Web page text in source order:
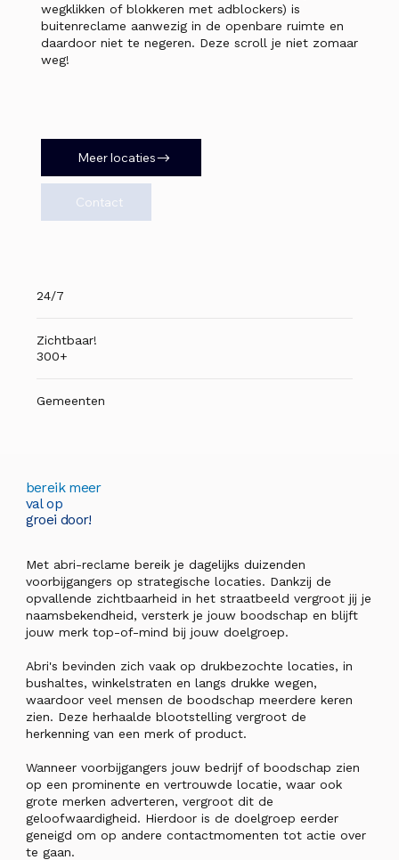
wegklikken of blokkeren met adblockers) is
buitenreclame aanwezig in de openbare ruimte en
daardoor niet te negeren. Deze scroll je niet zomaar
weg!
Meer locaties
Contact
24/7
Zichtbaar!
300+
Gemeenten
bereik meer
val op
groei door!
Met abri-reclame bereik je dagelijks duizenden
voorbijgangers op strategische locaties. Dankzij de
opvallende zichtbaarheid in het straatbeeld vergroot jij je
naamsbekendheid, versterk je jouw boodschap en blijft
jouw merk top-of-mind bij jouw doelgroep.
Abri's bevinden zich vaak op drukbezochte locaties, in
bushaltes, winkelstraten en langs drukke wegen,
waardoor veel mensen de boodschap meerdere keren
zien. Deze herhaalde blootstelling vergroot de
herkenning van een merk of product.
Wanneer voorbijgangers jouw bedrijf of boodschap zien
op een prominente en vertrouwde locatie, waar ook
grote merken adverteren, vergroot dit de
geloofwaardigheid. Hierdoor is de doelgroep eerder
geneigd om op andere contactmomenten tot actie over
te gaan.